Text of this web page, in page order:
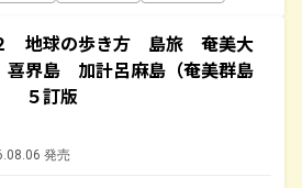
地球の歩き方 島旅 奄美大
界島 加計呂麻島（奄美群島
５訂版
発売